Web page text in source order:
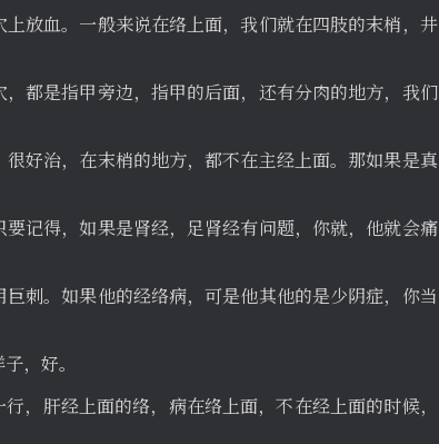
放血。一般来说在络上面，我们就在四肢的末梢，井
都是指甲旁边，指甲的后面，还有分肉的地方，我们
好治，在末梢的地方，都不在主经上面。那如果是真
记得，如果是肾经，足肾经有问题，你就，他就会痛
刺。如果他的经络病，可是他其他的是少阴症，你当
，好。
，肝经上面的络，病在络上面，不在经上面的时候，